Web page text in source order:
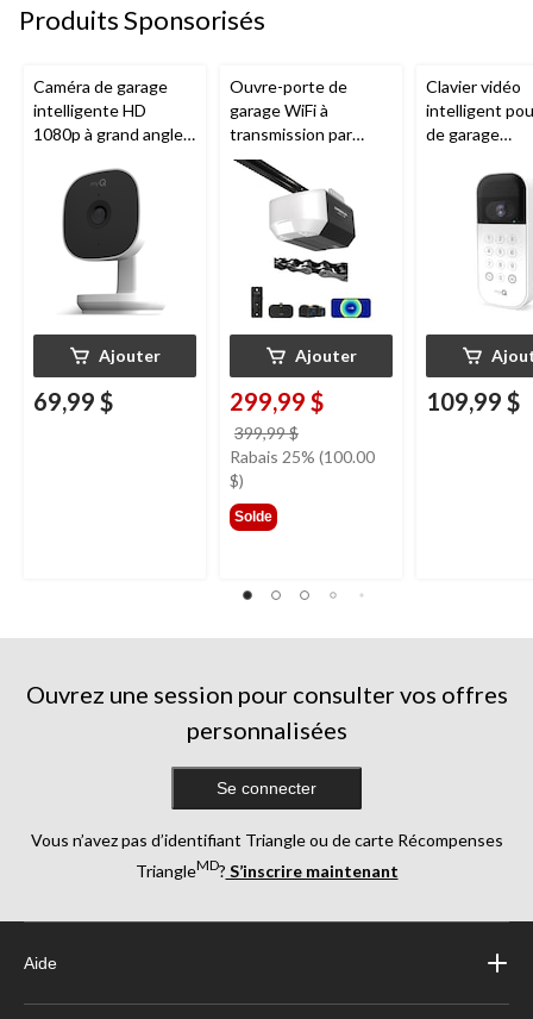
Produits Sponsorisés
Caméra de garage
intelligente HD
1080p à grand angle
nocturne, résistante
aux intempéries
Ajouter
69,99 $
Ouvre-porte de
garage WiFi à
transmission par
chaîne de 1/2 HP
Chamberlain
Ajouter
299,99 $
399,99 $
était
Rabais 25% (100.00
$)
Solde
Clavier vidéo
intelligent
de garage
nocturne,
aux
109,99 $
Ouvrez une session pour consulter vos offres
personnalisées
Se connecter
Vous n’avez pas d’identifiant Triangle ou de carte Récompenses
TriangleMD? S’inscrire maintenant
Aide